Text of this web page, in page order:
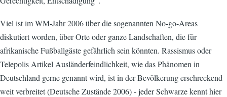
Viel ist im WM-Jahr 2006 über die sogenannten No-go-Areas
diskutiert worden, über Orte oder ganze Landschaften, die für
afrikanische Fußballgäste gefährlich sein könnten. Rassismus oder
Telepolis Artikel Ausländerfeindlichkeit, wie das Phänomen in
Deutschland gerne genannt wird, ist in der Bevölkerung erschreckend
weit verbreitet (Deutsche Zustände 2006) - jeder Schwarze kennt hier